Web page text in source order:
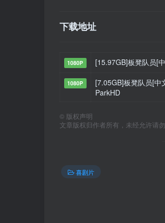
下载地址
1080P [15.97GB]板凳队员[
1080P
[7.05GB]板凳队员[
ParkHD
© 版权声明
文章版权归作者所有，未经允许请勿
喜剧片